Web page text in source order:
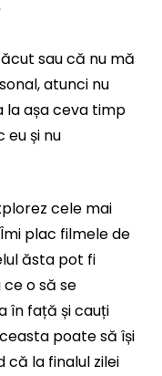
sau că nu mă
atunci nu
la așa ceva timp
eu și nu
cele mai
plac filmele de
ăsta pot fi
o să se
în față și cauți
poate să își
că la finalul zilei